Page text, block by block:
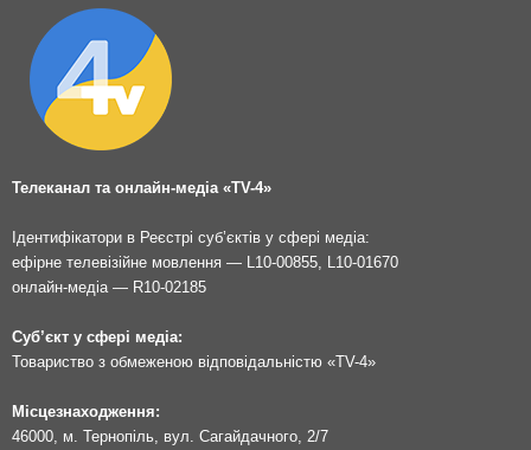
Телеканал та онлайн-медіа «TV-4»
Ідентифікатори в Реєстрі суб’єктів у сфері медіа:
ефірне телевізійне мовлення — L10-00855, L10-01670
онлайн-медіа — R10-02185
Суб’єкт у сфері медіа:
Товариство з обмеженою відповідальністю «TV-4»
Місцезнаходження:
46000, м. Тернопіль, вул. Сагайдачного, 2/7